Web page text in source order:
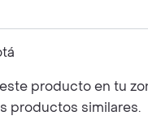
producto en tu
productos similares.